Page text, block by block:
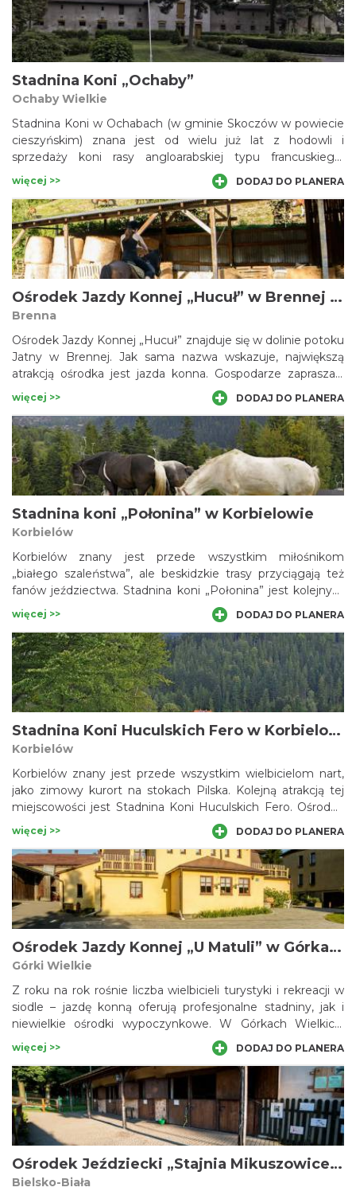
Stadnina Koni „Ochaby”
Ochaby Wielkie
Stadnina Koni w Ochabach (w gminie Skoczów w powiecie
cieszyńskim) znana jest od wielu już lat z hodowli i
sprzedaży koni rasy angloarabskiej typu francuskiego.
Obecnie hoduje się tutaj również polskie konie szlachetne
półkrwi i nowoczesne konie sportowe. Ochabskie konie
odnoszą liczne sukcesy na torach wyścigowych oraz w
sportach wyczynowych, w kraju i za granicą. Odrębnym
rodzajem działalności jest hodowla ryb i produkcja roślinna.
więcej >> DODAJ DO PLANERA
Ośrodek Jazdy Konnej „Hucuł” w Brennej Jatnym
Brenna
Ośrodek Jazdy Konnej „Hucuł” znajduje się w dolinie potoku
Jatny w Brennej. Jak sama nazwa wskazuje, największą
atrakcją ośrodka jest jazda konna. Gospodarze zapraszają
zarówno początkujących jeźdźców, jak i wielbicieli górskich
rajdów konnych. W ośrodku można skorzystać z hipoterapii.
Wielbicielom jeździectwa oddaje się tu do dyspozycji konie
rasy huculskiej – inteligentne, wytrzymałe i łagodne.
więcej >> DODAJ DO PLANERA
Stadnina koni „Połonina” w Korbielowie
Korbielów
Korbielów znany jest przede wszystkim miłośnikom
„białego szaleństwa”, ale beskidzkie trasy przyciągają też
fanów jeździectwa. Stadnina koni „Połonina” jest kolejnym
miejscem, gdzie można skorzystać z jazd na spokojnych i
wytrzymałych koniach rasy huculskiej. W ofercie znajduje
się nauka jazdy, jazda w terenie dla zaawansowanych, w
lecie romantyczne przejażdżki bryczką, w zimie kuligi, a
także „wczasy w siodle”. Organizuje się też rajdy konne po
szlakach Beskidu Żywieckiego.
więcej >> DODAJ DO PLANERA
Stadnina Koni Huculskich Fero w Korbielowie
Korbielów
Korbielów znany jest przede wszystkim wielbicielom nart,
jako zimowy kurort na stokach Pilska. Kolejną atrakcją tej
miejscowości jest Stadnina Koni Huculskich Fero. Ośrodek
przyciąga pełną ofertą usług: od nauki jeździectwa po
hodowlę i sprzedaż wyjątkowo inteligentnych i spokojnych
koni huculskich. Przepiękne krajobrazy Beskidu Żywieckiego
zachęcają do uprawiania konnej turystyki górskiej - krótkich
przejażdżek czy kilkudniowych rajdów konnych.
więcej >> DODAJ DO PLANERA
Ośrodek Jazdy Konnej „U Matuli” w Górkach Wielkich
Górki Wielkie
Z roku na rok rośnie liczba wielbicieli turystyki i rekreacji w
siodle – jazdę konną oferują profesjonalne stadniny, jak i
niewielkie ośrodki wypoczynkowe. W Górkach Wielkich,
miejscowości malowniczo położonej u podnóża Beskidu
Śląskiego, odnajdziemy Gospodarstwo Agroturystyczne
„Gazdówka” (Ośrodek Jazdy Konnej „U Matuli”), które
dysponuje bogatą ofertą jeździecką. Mogą z niej skorzystać
zarówno rozpoczynający przygodę z hipiką, jak i jeźdźcy
zaawansowani.
więcej >> DODAJ DO PLANERA
Ośrodek Jeździecki „Stajnia Mikuszowice” w Bielsku-Białej
Bielsko-Biała